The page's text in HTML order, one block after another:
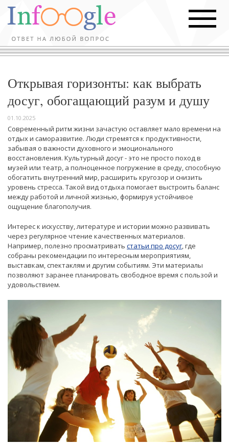
Открывая горизонты: как выбрать
досуг, обогащающий разум и душу
01.10.2025
Современный ритм жизни зачастую оставляет мало времени на
отдых и саморазвитие. Люди стремятся к продуктивности,
забывая о важности духовного и эмоционального
восстановления. Культурный досуг - это не просто поход в
музей или театр, а полноценное погружение в среду, способную
обогатить внутренний мир, расширить кругозор и снизить
уровень стресса. Такой вид отдыха помогает выстроить баланс
между работой и личной жизнью, формируя устойчивое
ощущение благополучия.
Интерес к искусству, литературе и истории можно развивать
через регулярное чтение качественных материалов.
Например, полезно просматривать статьи про досуг, где
собраны рекомендации по интересным мероприятиям,
выставкам, спектаклям и другим событиям. Эти материалы
позволяют заранее планировать свободное время с пользой и
удовольствием.